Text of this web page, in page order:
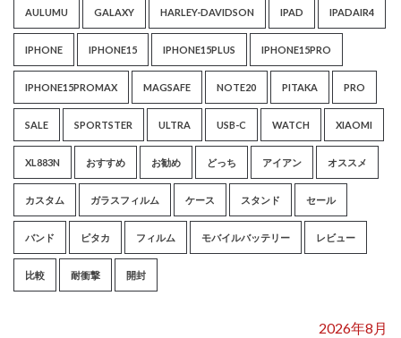
AULUMU GALAXY HARLEY-DAVIDSON IPAD IPADAIR4
IPHONE IPHONE15 IPHONE15PLUS IPHONE15PRO
IPHONE15PROMAX MAGSAFE NOTE20 PITAKA PRO
SALE SPORTSTER ULTRA USB-C WATCH XIAOMI
XL883N おすすめ お勧め どっち アイアン オススメ
カスタム ガラスフィルム ケース スタンド セール
バンド ピタカ フィルム モバイルバッテリー レビュー
比較 耐衝撃 開封
2026年8月